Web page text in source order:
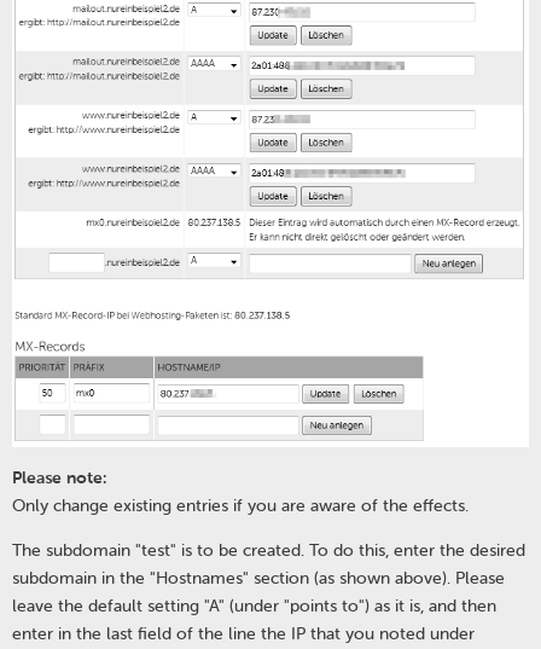
Please note:
Only change existing entries if you are aware of the effects.
The subdomain "test" is to be created. To do this, enter the desired
subdomain in the "Hostnames" section (as shown above). Please
leave the default setting "A" (under "points to") as it is, and then
enter in the last field of the line the IP that you noted under